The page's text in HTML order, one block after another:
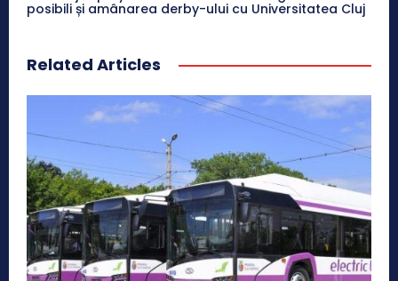
posibili și amânarea derby-ului cu Universitatea Cluj
Related Articles